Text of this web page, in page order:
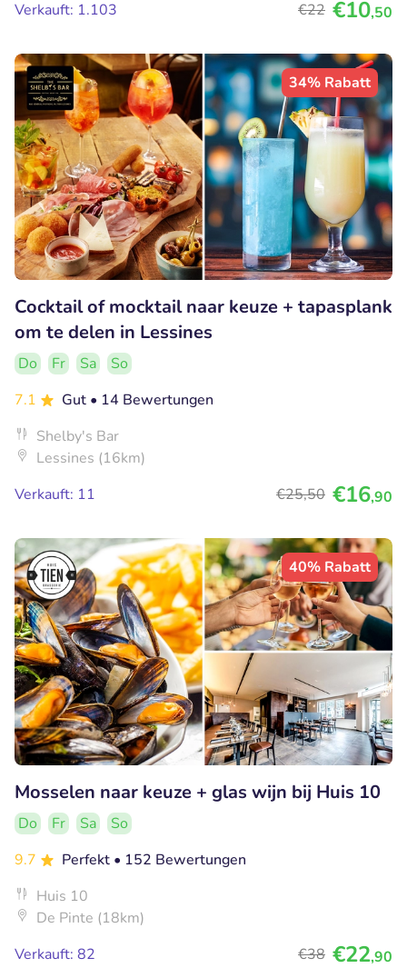
Verkauft: 1.103 €22 €10,50
34% Rabatt
Cocktail of mocktail naar keuze + tapasplank
om te delen in Lessines
Do Fr Sa
So
7.1
Gut • 14 Bewertungen
Shelby's Bar
Lessines (16km)
Verkauft: 11
€25,50 €16,90
40% Rabatt
Mosselen naar keuze + glas wijn bij Huis 10
Do Fr Sa
So
9.7
Perfekt • 152 Bewertungen
Huis 10
De Pinte (18km)
Verkauft: 82
€38 €22,90